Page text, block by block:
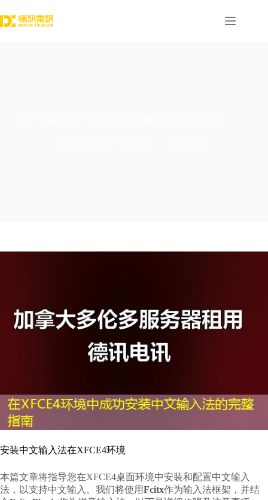
过
内
安装中文输入法在XFCE4环境
本篇文章将指导您在XFCE4桌面环境中安装和配置中文输入
法，以支持中文输入。我们将使用Fcitx作为输入法框架，并结